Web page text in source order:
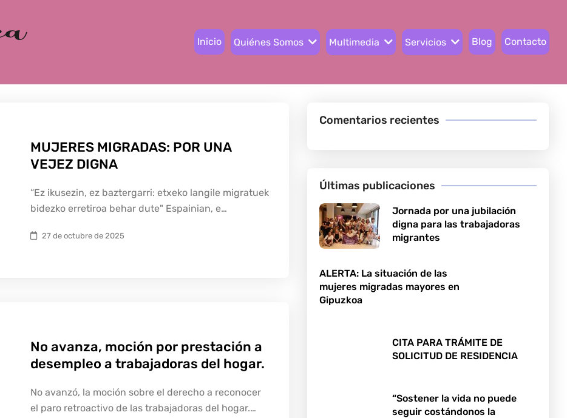
Inicio Quiénes Somos Multimedia Servicios Blog Contacto
MUJERES MIGRADAS: POR UNA
VEJEZ DIGNA
“Ez ikusezin, ez baztergarri: etxeko langile migratuek
bidezko erretiroa behar dute" Espainian, e…
27 de octubre de 2025
No avanza, moción por prestación a
desempleo a trabajadoras del hogar.
No avanzó, la moción sobre el derecho a reconocer
el paro retroactivo de las trabajadoras del hogar.…
Comentarios recientes
Últimas publicaciones
Jornada por una jubilación
digna para las trabajadoras
migrantes
ALERTA: La situación de las
mujeres migradas mayores en
Gipuzkoa
CITA PARA TRÁMITE DE
SOLICITUD DE RESIDENCIA
“Sostener la vida no puede
seguir costándonos la